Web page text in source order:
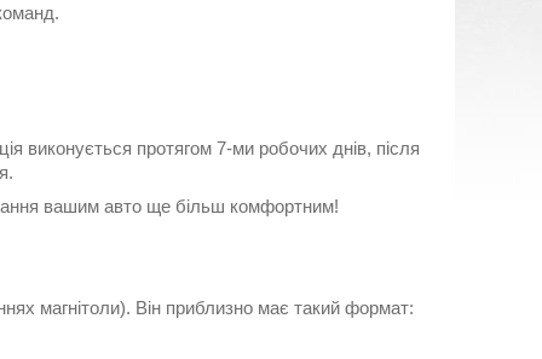
виконується протягом 7-ми робочих днів, після
вашим авто ще більш комфортним!
магнітоли). Він приблизно має такий формат: